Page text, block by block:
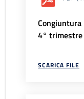
4°
SCARICA FILE